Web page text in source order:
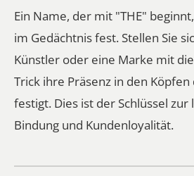
Ein Name, der mit "THE"
im Gedächtnis fest. Stellen Sie
Künstler oder eine Marke mit
Trick ihre Präsenz in den
festigt. Dies ist der Schlüssel zur
Bindung und Kundenloyalität.